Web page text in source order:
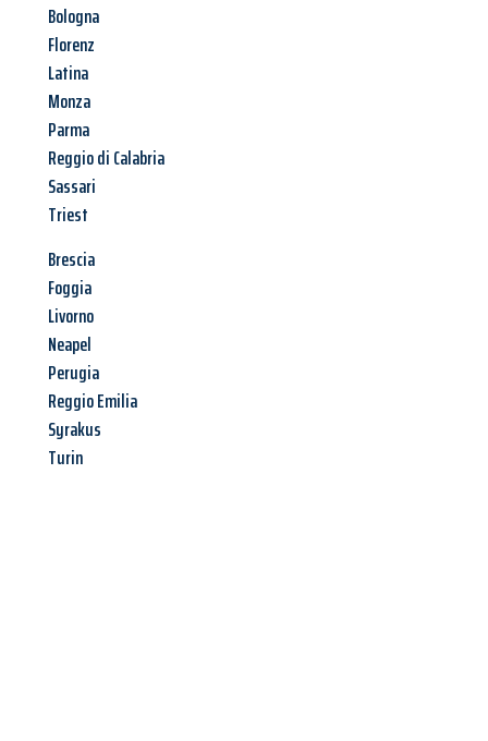
Bologna
Florenz
Latina
Monza
Parma
Reggio di Calabria
Sassari
Triest
Brescia
Foggia
Livorno
Neapel
Perugia
Reggio Emilia
Syrakus
Turin